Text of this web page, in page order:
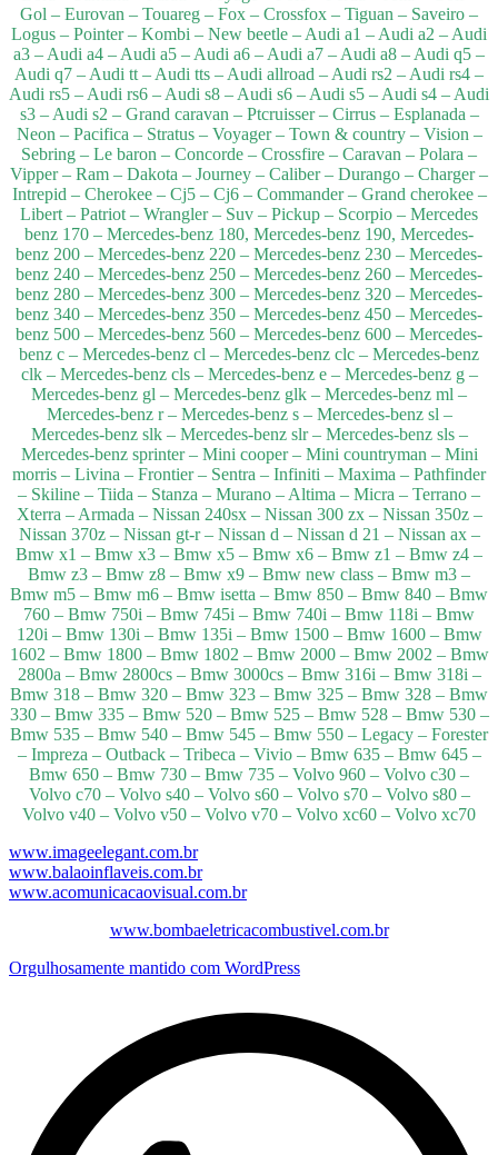
Gol – Eurovan – Touareg – Fox – Crossfox – Tiguan – Saveiro –
Logus – Pointer – Kombi – New beetle – Audi a1 – Audi a2 – Audi
a3 – Audi a4 – Audi a5 – Audi a6 – Audi a7 – Audi a8 – Audi q5 –
Audi q7 – Audi tt – Audi tts – Audi allroad – Audi rs2 – Audi rs4 –
Audi rs5 – Audi rs6 – Audi s8 – Audi s6 – Audi s5 – Audi s4 – Audi
s3 – Audi s2 – Grand caravan – Ptcruisser – Cirrus – Esplanada –
Neon – Pacifica – Stratus – Voyager – Town & country – Vision –
Sebring – Le baron – Concorde – Crossfire – Caravan – Polara –
Vipper – Ram – Dakota – Journey – Caliber – Durango – Charger –
Intrepid – Cherokee – Cj5 – Cj6 – Commander – Grand cherokee –
Libert – Patriot – Wrangler – Suv – Pickup – Scorpio – Mercedes
benz 170 – Mercedes-benz 180, Mercedes-benz 190, Mercedes-
benz 200 – Mercedes-benz 220 – Mercedes-benz 230 – Mercedes-
benz 240 – Mercedes-benz 250 – Mercedes-benz 260 – Mercedes-
benz 280 – Mercedes-benz 300 – Mercedes-benz 320 – Mercedes-
benz 340 – Mercedes-benz 350 – Mercedes-benz 450 – Mercedes-
benz 500 – Mercedes-benz 560 – Mercedes-benz 600 – Mercedes-
benz c – Mercedes-benz cl – Mercedes-benz clc – Mercedes-benz
clk – Mercedes-benz cls – Mercedes-benz e – Mercedes-benz g –
Mercedes-benz gl – Mercedes-benz glk – Mercedes-benz ml –
Mercedes-benz r – Mercedes-benz s – Mercedes-benz sl –
Mercedes-benz slk – Mercedes-benz slr – Mercedes-benz sls –
Mercedes-benz sprinter – Mini cooper – Mini countryman – Mini
morris – Livina – Frontier – Sentra – Infiniti – Maxima – Pathfinder
– Skiline – Tiida – Stanza – Murano – Altima – Micra – Terrano –
Xterra – Armada – Nissan 240sx – Nissan 300 zx – Nissan 350z –
Nissan 370z – Nissan gt-r – Nissan d – Nissan d 21 – Nissan ax –
Bmw x1 – Bmw x3 – Bmw x5 – Bmw x6 – Bmw z1 – Bmw z4 –
Bmw z3 – Bmw z8 – Bmw x9 – Bmw new class – Bmw m3 –
Bmw m5 – Bmw m6 – Bmw isetta – Bmw 850 – Bmw 840 – Bmw
760 – Bmw 750i – Bmw 745i – Bmw 740i – Bmw 118i – Bmw
120i – Bmw 130i – Bmw 135i – Bmw 1500 – Bmw 1600 – Bmw
1602 – Bmw 1800 – Bmw 1802 – Bmw 2000 – Bmw 2002 – Bmw
2800a – Bmw 2800cs – Bmw 3000cs – Bmw 316i – Bmw 318i –
Bmw 318 – Bmw 320 – Bmw 323 – Bmw 325 – Bmw 328 – Bmw
330 – Bmw 335 – Bmw 520 – Bmw 525 – Bmw 528 – Bmw 530 –
Bmw 535 – Bmw 540 – Bmw 545 – Bmw 550 – Legacy – Forester
– Impreza – Outback – Tribeca – Vivio – Bmw 635 – Bmw 645 –
Bmw 650 – Bmw 730 – Bmw 735 – Volvo 960 – Volvo c30 –
Volvo c70 – Volvo s40 – Volvo s60 – Volvo s70 – Volvo s80 –
Volvo v40 – Volvo v50 – Volvo v70 – Volvo xc60 – Volvo xc70
www.imageelegant.com.br
www.balaoinflaveis.com.br
www.acomunicacaovisual.com.br
www.bombaeletricacombustivel.com.br
Orgulhosamente mantido com WordPress